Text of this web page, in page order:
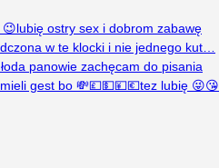
ostry sex i dobrom zabawę
w te klocki i nie jednego kut…
panowie zachęcam do pisania
gest bo 💸💷💵💴💶tez lubię 😜😘